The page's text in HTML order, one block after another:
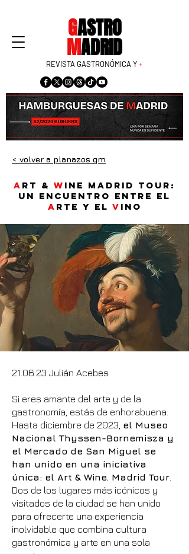
GASTRO
MADRID
REVISTA GASTRONÓMICA Y+
< volver a planazos gm
A rt & W ine Madrid Tour:
un encuentro entre el
a rte y el v ino
21.06.23 Julián Acebes
Si eres amante del arte y de la
gastronomía, estás de enhorabuena.
Hasta diciembre de 2023, el Museo
Nacional Thyssen-Bornemisza y
el Mercado de San Miguel se
han unido en una iniciativa
única: el Art & Wine. Madrid Tour
Dos de los lugares más icónicos y
visitados de la ciudad se han unido
para ofrecerte una experiencia
inolvidable que combina cultura
gastronómica y arte en una sola